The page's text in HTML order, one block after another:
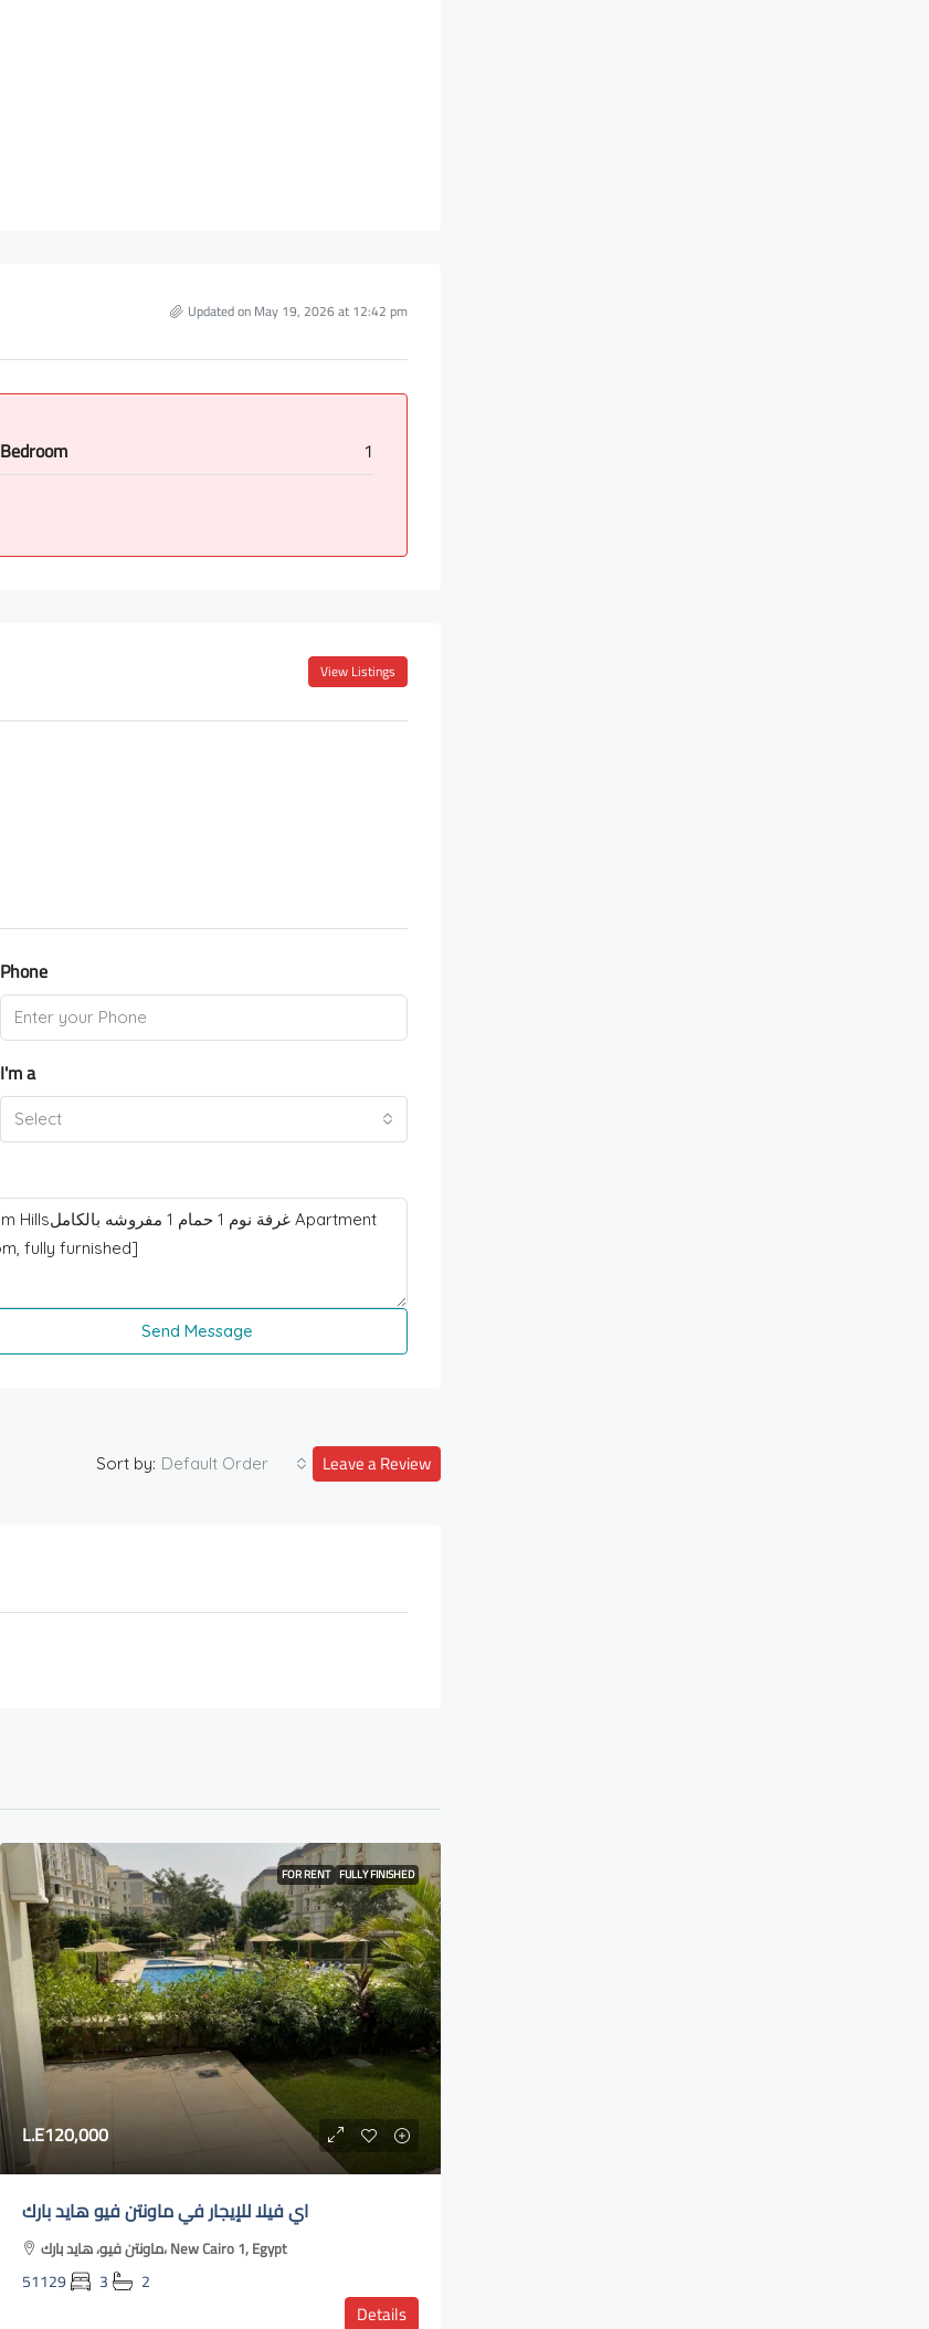
Updated on May 19, 2026 at 12:42 pm
Bedroom
1
View Listings
Phone
I'm a
Select
Send Message
Sort by: Default Order Leave a Review
FOR RENT FULLY FINISHED
L.E120,000
اي فيلا للإيجار في ماونتن فيو هايد بارك
ماونتن فيو، هايد بارك، New Cairo 1, Egypt
51129 3 2
Details